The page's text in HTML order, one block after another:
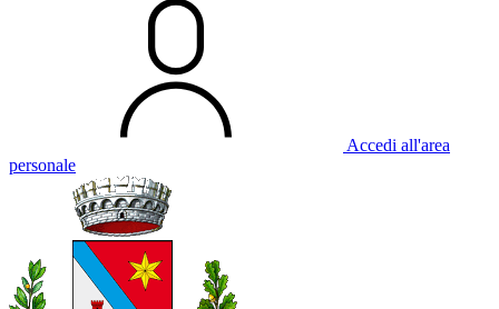
Accedi all'area
personale